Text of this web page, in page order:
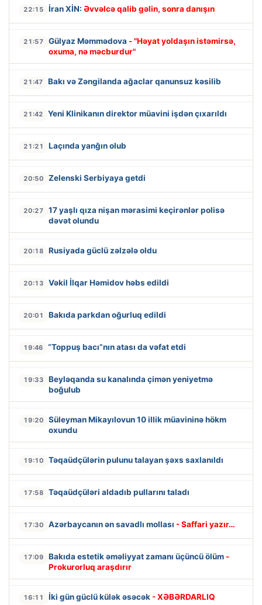
22:15 İran XİN: Əvvəlcə qalib gəlin, sonra danışın
21:57 Gülyaz Məmmədova - "Həyat yoldaşın istəmirsə,
oxuma, nə məcburdur"
21:47 Bakı və Zəngilanda ağaclar qanunsuz kəsilib
21:42 Yeni Klinikanın direktor müavini işdən çıxarıldı
21:21 Laçında yanğın olub
20:50 Zelenski Serbiyaya getdi
20:27
17 yaşlı qıza nişan mərasimi keçirənlər polisə
dəvət olundu
20:18 Rusiyada güclü zəlzələ oldu
20:13 Vəkil İlqar Həmidov həbs edildi
20:01 Bakıda parkdan oğurluq edildi
19:46 “Toppuş bacı”nın atası da vəfat etdi
19:33
Beyləqanda su kanalında çimən yeniyetmə
boğulub
19:20
Süleyman Mikayılovun 10 illik müavininə hökm
oxundu
19:10 Təqaüdçülərin pulunu talayan şəxs saxlanıldı
17:58 Təqaüdçüləri aldadıb pullarını taladı
17:30 Azərbaycanın ən savadlı mollası - Saffari yazır…
17:09 Bakıda estetik əməliyyat zamanı üçüncü ölüm -
Prokurorluq araşdırır
16:11 İki gün güclü külək əsəcək - XƏBƏRDARLIQ